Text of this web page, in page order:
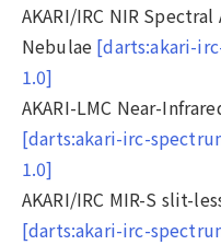
AKARI/IRC NIR
Nebulae [darts:akari-
1.0]
AKARI-LMC Near-
[darts:akari-irc-
1.0]
AKARI/IRC MIR-S slit-
[darts:akari-irc-